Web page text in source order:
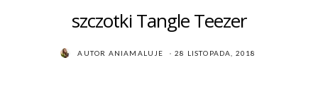
szczotki Tangle Teezer
AUTOR ANIAMALUJE
POSTED
28 LISTOPADA, 2018